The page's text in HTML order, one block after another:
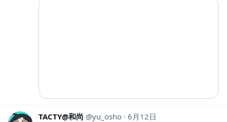
TACTY@和尚 yu_osho 6月12日